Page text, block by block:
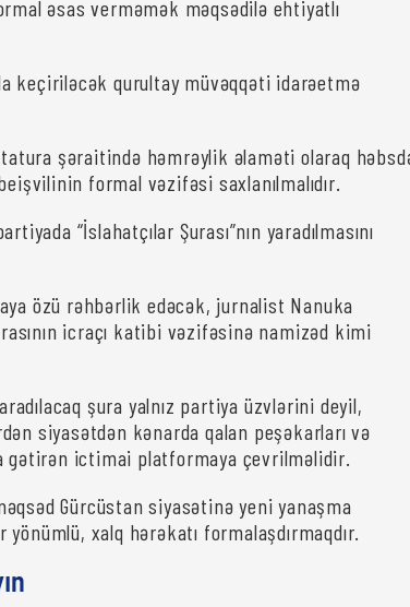
əsas verməmək məqsədilə ehtiyatlı
keçiriləcək qurultay müvəqqəti idarəetmə
şəraitində həmrəylik əlaməti olaraq
formal vəzifəsi saxlanılmalıdır.
“İslahatçılar Şurası”nın yaradılmasını
özü rəhbərlik edəcək, jurnalist Nanuka
icraçı katibi vəzifəsinə namizəd kimi
şura yalnız partiya üzvlərini deyil,
siyasətdən kənarda qalan peşəkarları və
gətirən ictimai platformaya çevrilməlidir.
Gürcüstan siyasətinə yeni yanaşma
xalq hərəkatı formalaşdırmaqdır.